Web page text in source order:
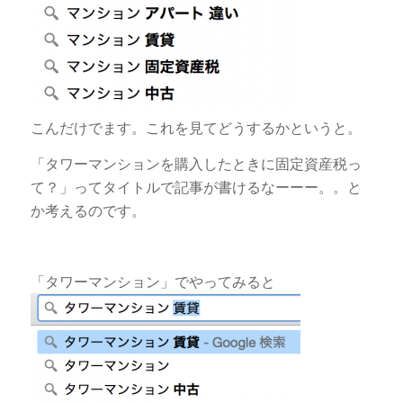
こんだけでます。これを見てどうするかというと。
「タワーマンションを購入したときに固定資産税っ
て？」ってタイトルで記事が書けるなーーー。。と
か考えるのです。
「タワーマンション」でやってみると